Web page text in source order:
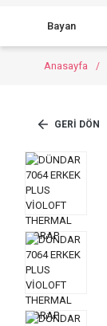
Bayan
Anasayfa
GERI DÖN